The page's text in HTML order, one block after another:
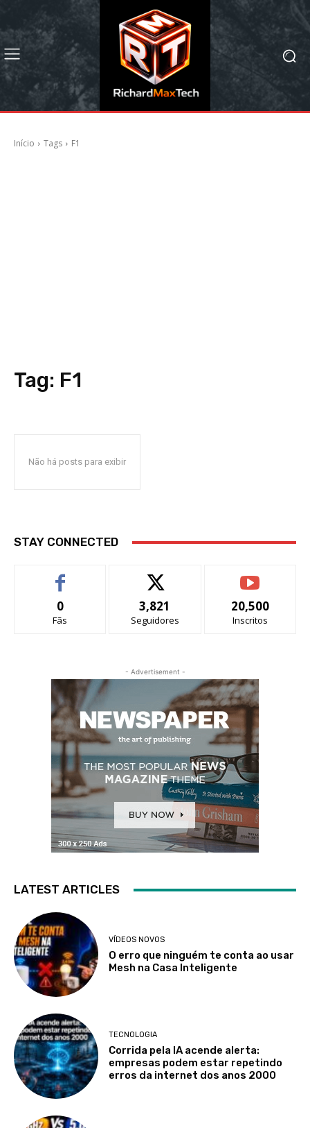
Início Tags F1
Tag: F1
Não há posts para exibir
STAY CONNECTED
0
Fãs
3,821
Seguidores
20,500
Inscritos
- Advertisement -
LATEST ARTICLES
VÍDEOS NOVOS
O erro que ninguém te conta ao usar
Mesh na Casa Inteligente
TECNOLOGIA
Corrida pela IA acende alerta:
empresas podem estar repetindo
erros da internet dos anos 2000